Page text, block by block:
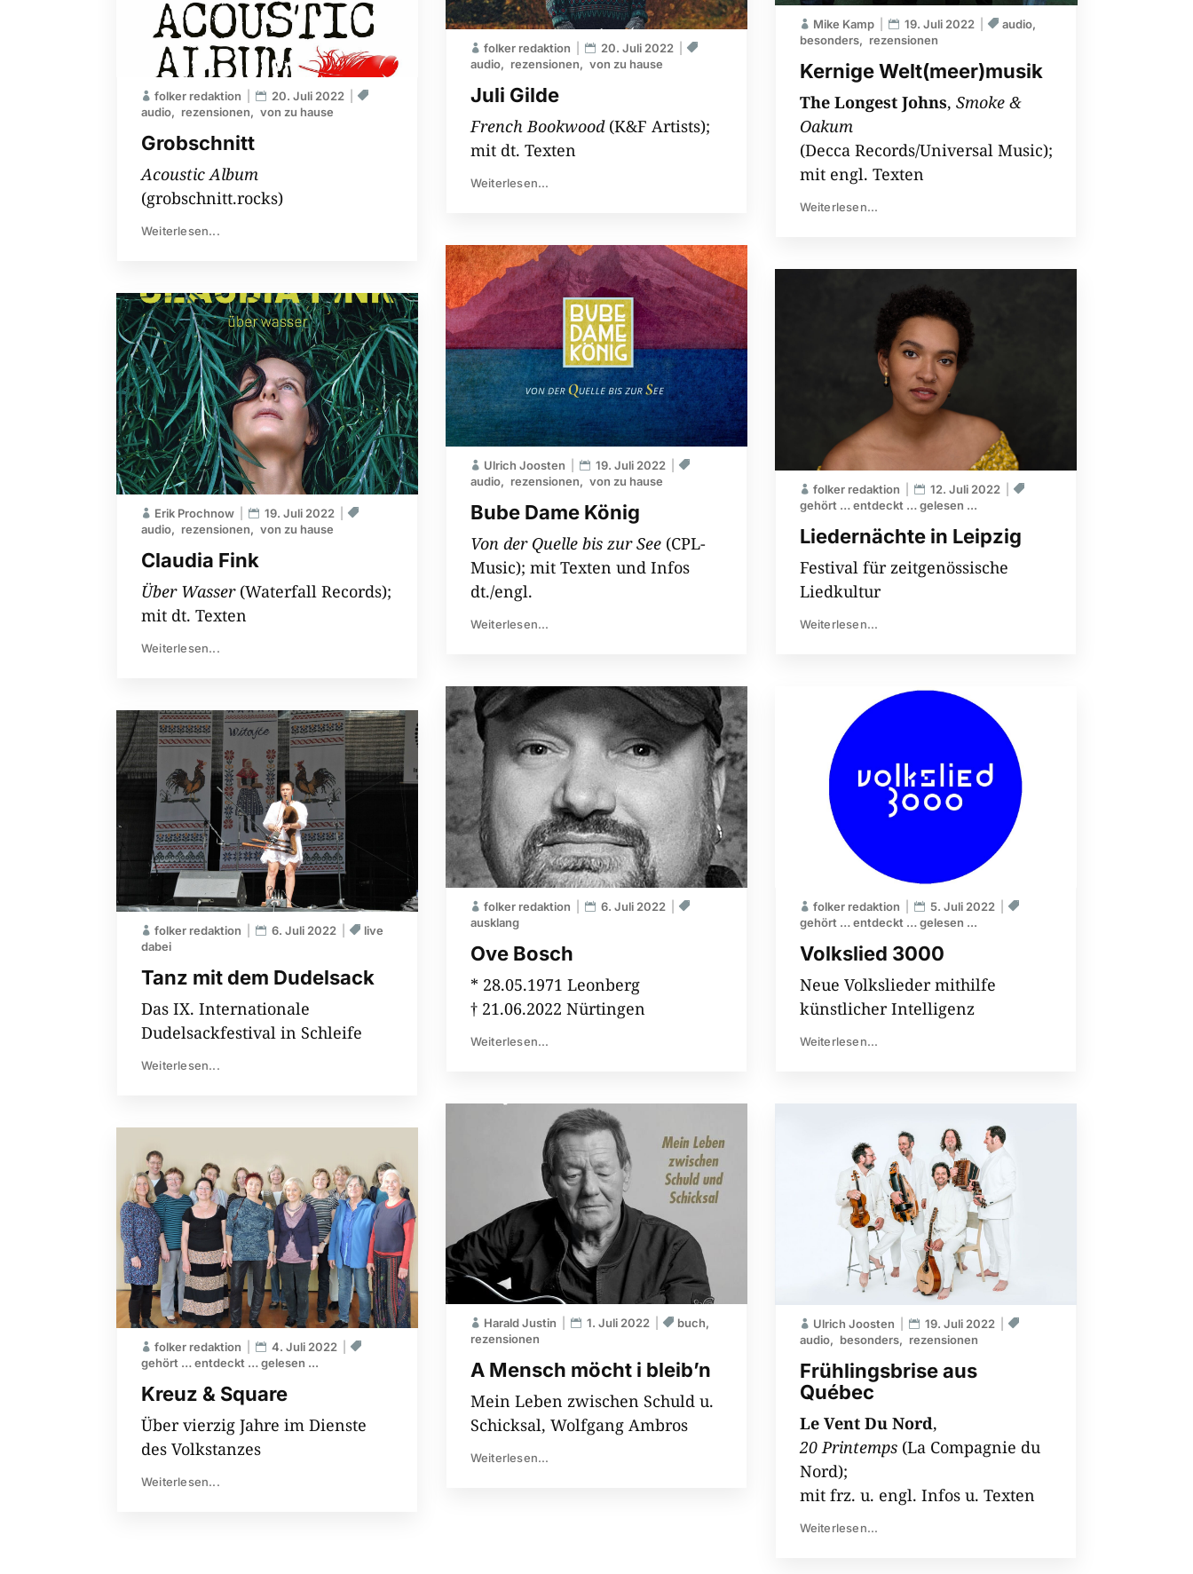
Grobschnitt
folker redaktion
20. Juli 2022
audio
rezensionen von zu hause
Acoustic Album
(grobschnitt.rocks)
Weiterlesen...
Claudia Fink
Erik Prochnow
19. Juli 2022
audio
rezensionen von zu hause
Über Wasser(Waterfall Records);
mit dt. Texten
Weiterlesen...
Tanz mit dem Dudelsack
folker redaktion 6. Juli 2022
live
dabei
Das IX. Internationale
Dudelsackfestival in Schleife
Weiterlesen...
Kreuz & Square
folker redaktion
4. Juli 2022
gehört … entdeckt … gelesen ...
Über vierzig Jahre im Dienste
des Volkstanzes
Weiterlesen...
Juli Gilde
folker redaktion
20. Juli 2022
audio
rezensionen von zu hause
French Bookwood (K&F Artists);
mit dt. Texten
Weiterlesen...
Bube Dame König
Ulrich Joosten
19. Juli 2022
audio
rezensionen von zu hause
Von der Quelle bis zur See(CPL-
Music); mit Texten und Infos
dt./engl.
Weiterlesen...
Ove Bosch
folker redaktion
6. Juli 2022
ausklang
* 28.05.1971 Leonberg
† 21.06.2022 Nürtingen
Weiterlesen...
A Mensch möcht i bleib’n
Harald Justin 1. Juli 2022
buch
rezensionen
Mein Leben zwischen Schuld u.
Schicksal, Wolfgang Ambros
Weiterlesen...
Kernige Welt(meer)musik
Mike Kamp 19. Juli 2022
audio
besonders
rezensionen
The Longest Johns, Smoke &
Oakum
(Decca Records/Universal Music);
mit engl. Texten
Weiterlesen...
Liedernächte in Leipzig
folker redaktion
12. Juli 2022
gehört … entdeckt … gelesen ...
Festival für zeitgenössische
Liedkultur
Weiterlesen...
Volkslied 3000
folker redaktion
5. Juli 2022
gehört … entdeckt … gelesen ...
Neue Volkslieder mithilfe
künstlicher Intelligenz
Weiterlesen...
Frühlingsbrise aus
Québec
Ulrich Joosten
19. Juli 2022
audio
besonders rezensionen
Le Vent Du Nord,
20 Printemps(La Compagnie du
Nord);
mit frz. u. engl. Infos u. Texten
Weiterlesen...